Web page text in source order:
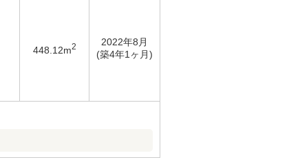
448.12m2
2022年8月
(築4年1ヶ月)